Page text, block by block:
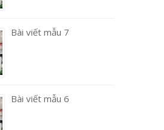
Bài viết mẫu 7
Bài viết mẫu 6